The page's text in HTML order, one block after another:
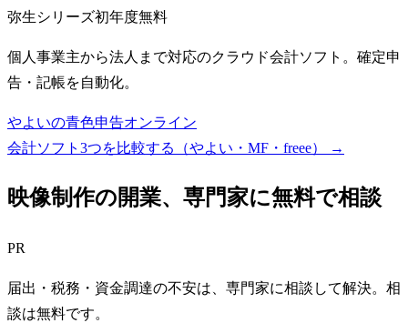
弥生シリーズ初年度無料
個人事業主から法人まで対応のクラウド会計ソフト。確定申
告・記帳を自動化。
やよいの青色申告オンライン
会計ソフト3つを比較する（やよい・MF・freee）
→
映像制作の開業、専門家に無料で相談
PR
届出・税務・資金調達の不安は、専門家に相談して解決。相
談は無料です。